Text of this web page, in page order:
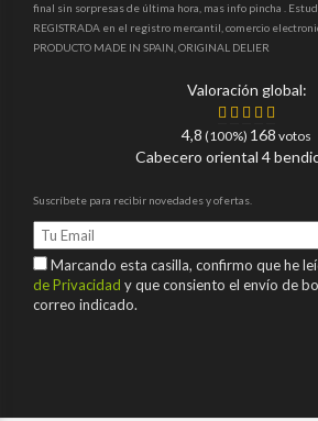
final sin sorpresas de última hora, mas info pincha .
REGISTRADA en el registro mercantil, comercio
PRODUCTO MADE IN SPAIN, ORIGINAL DELIER
Valoración global:
4,8 (100%) 168 votos
Cabecero oriental 4
Suscríbete para recibir novedades y ofertas.
Marcando esta casilla, confirmo que he
de Privacidad y que consiento el envío de
correo indicado.